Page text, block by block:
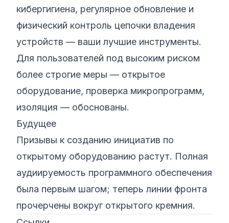
кибергигиена, регулярное обновление и
физический контроль цепочки владения
устройств — ваши лучшие инструменты.
Для пользователей под высоким риском
более строгие меры — открытое
оборудование, проверка микропрограмм,
изоляция — обоснованы.
Будущее
Призывы к созданию инициатив по
открытому оборудованию растут. Полная
аудиируемость программного обеспечения
была первым шагом; теперь линии фронта
прочерчены вокруг открытого кремния.